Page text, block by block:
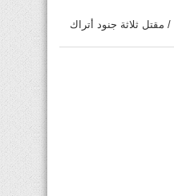
/ مقتل ثلاثة جنود أتراك